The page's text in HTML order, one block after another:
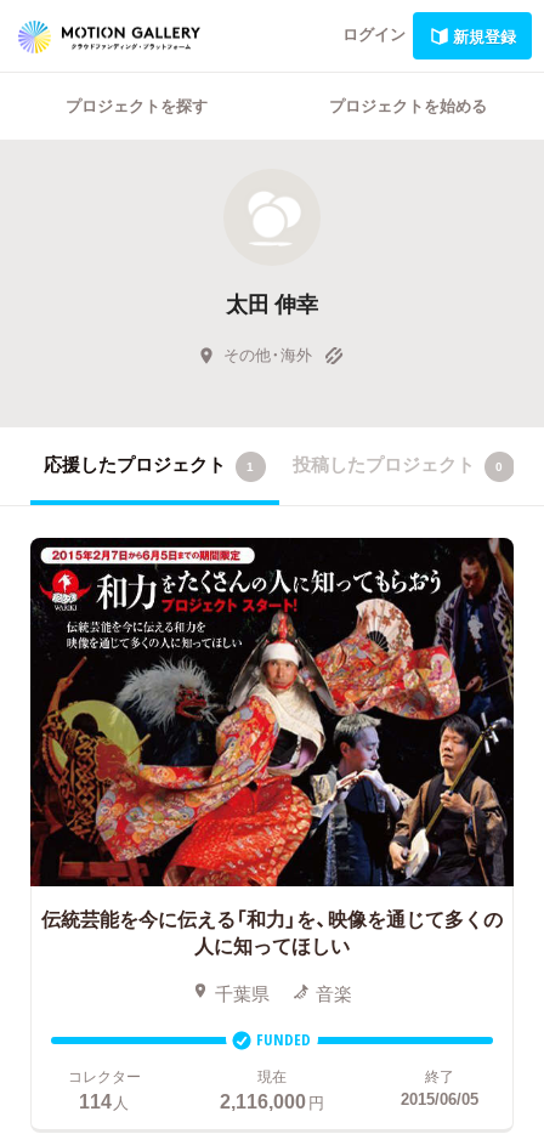
ログイン 新規登録
プロジェクトを探す プロジェクトを始める
太田 伸幸
その他・海外
応援したプロジェクト 1 投稿したプロジェクト 0
伝統芸能を今に伝える「和力」を、映像を通じて多くの
人に知ってほしい
千葉県 音楽
FUNDED
コレクター
114 人
現在
2,116,000円
終了
2015/06/05